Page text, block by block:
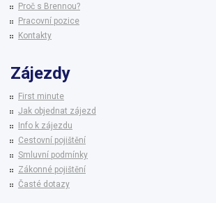
Proč s Brennou?
Pracovní pozice
Kontakty
Zájezdy
First minute
Jak objednat zájezd
Info k zájezdu
Cestovní pojištění
Smluvní podmínky
Zákonné pojištění
Časté dotazy